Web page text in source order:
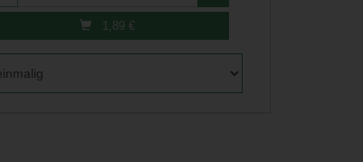
1,89 €